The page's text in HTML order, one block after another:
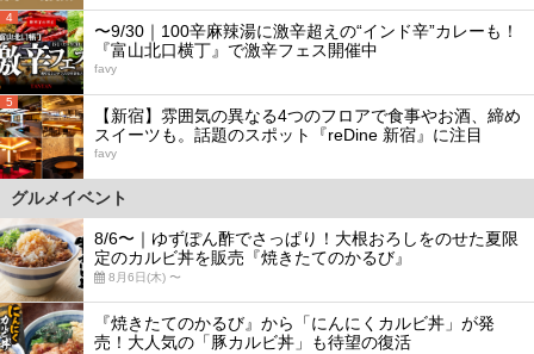
4
〜9/30｜100辛麻辣湯に激辛超えの“インド辛”カレーも！
『富山北口横丁』で激辛フェス開催中
favy
5
【新宿】雰囲気の異なる4つのフロアで食事やお酒、締め
スイーツも。話題のスポット『reDine 新宿』に注目
favy
グルメイベント
8/6〜｜ゆずぽん酢でさっぱり！大根おろしをのせた夏限
定のカルビ丼を販売『焼きたてのかるび』
8月6日(木) 〜
『焼きたてのかるび』から「にんにくカルビ丼」が発
売！大人気の「豚カルビ丼」も待望の復活